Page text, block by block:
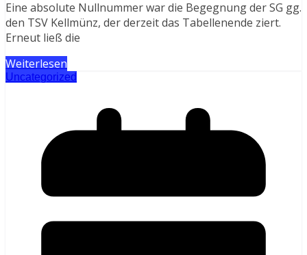
Eine absolute Nullnummer war die Begegnung der SG gg.
den TSV Kellmünz, der derzeit das Tabellenende ziert.
Erneut ließ die
Weiterlesen
Uncategorized